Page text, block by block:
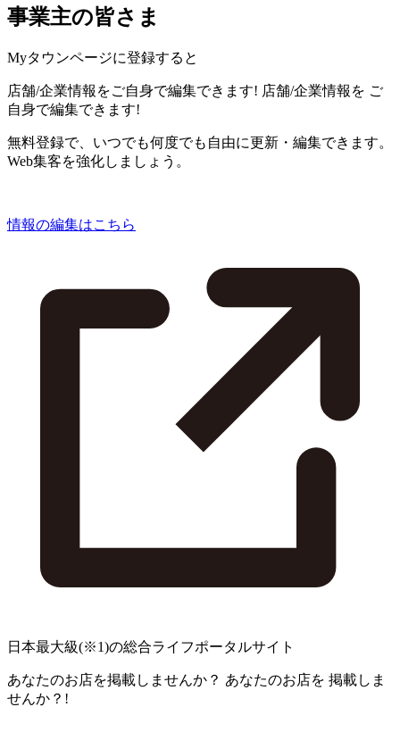
事業主の皆さま
Myタウンページに登録すると
店舗/企業情報をご自身で編集できます! 店舗/企業情報を ご
自身で編集できます!
無料登録で、いつでも何度でも自由に更新・編集できます。
Web集客を強化しましょう。
情報の編集はこちら
日本最大級(※1)の総合ライフポータルサイト
あなたのお店を掲載しませんか？ あなたのお店を 掲載しま
せんか？!